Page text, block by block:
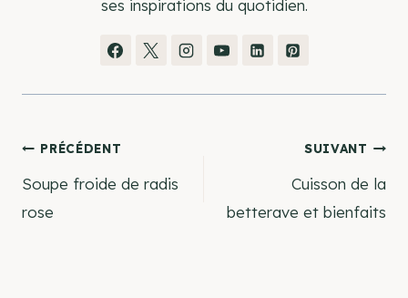
ses inspirations du quotidien.
Navigation
de
PRÉCÉDENT
Soupe froide de radis
rose
SUIVANT
Cuisson de la
betterave et bienfaits